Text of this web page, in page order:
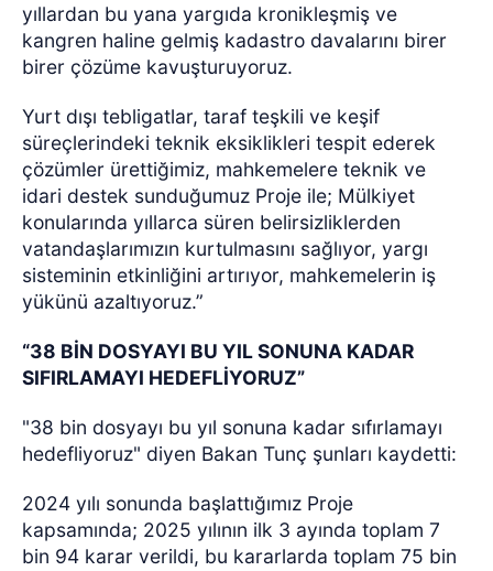
yıllardan bu yana yargıda kronikleşmiş ve
kangren haline gelmiş kadastro davalarını birer
birer çözüme kavuşturuyoruz.
Yurt dışı tebligatlar, taraf teşkili ve keşif
süreçlerindeki teknik eksiklikleri tespit ederek
çözümler ürettiğimiz, mahkemelere teknik ve
idari destek sunduğumuz Proje ile; Mülkiyet
konularında yıllarca süren belirsizliklerden
vatandaşlarımızın kurtulmasını sağlıyor, yargı
sisteminin etkinliğini artırıyor, mahkemelerin iş
yükünü azaltıyoruz.”
“38 BİN DOSYAYI BU YIL SONUNA KADAR
SIFIRLAMAYI HEDEFLİYORUZ”
"38 bin dosyayı bu yıl sonuna kadar sıfırlamayı
hedefliyoruz" diyen Bakan Tunç şunları kaydetti:
2024 yılı sonunda başlattığımız Proje
kapsamında; 2025 yılının ilk 3 ayında toplam 7
bin 94 karar verildi, bu kararlarda toplam 75 bin